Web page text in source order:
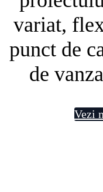
variat,
punct de
de
Vezi